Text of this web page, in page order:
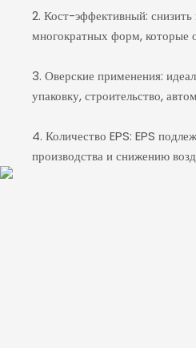
2. Кост-эффективный:
многократных форм, которые
3. Оверские применения:
упаковку, строительство,
4. Количество EPS: EPS
производства и снижению